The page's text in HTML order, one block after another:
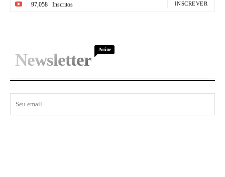
97,058 Inscritos INSCREVER
Newsletter
Assine